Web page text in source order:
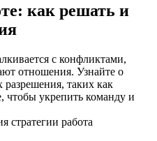
как решать и
с конфликтами,
отношения. Узнайте о
таких как
чтобы укрепить команду и
стратегии работа